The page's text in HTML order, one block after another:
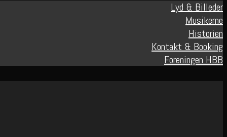
Lyd & Billeder
Musikerne
Historien
Kontakt & Booking
Foreningen HBB